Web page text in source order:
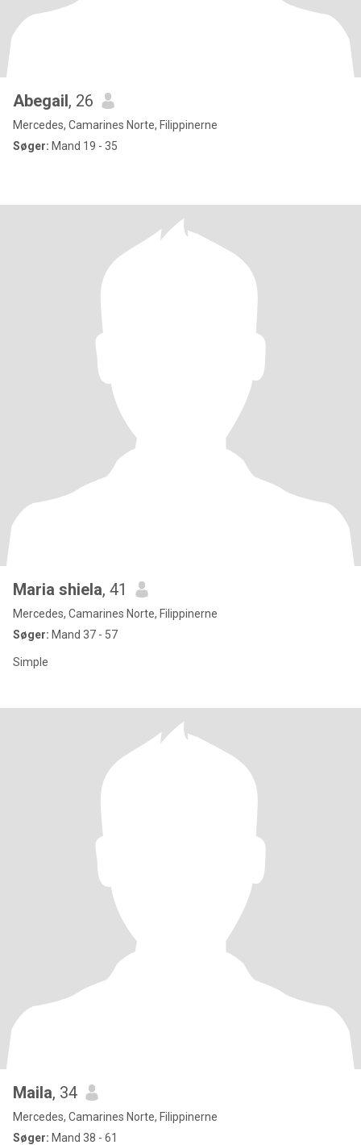
Abegail, 26
Mercedes, Camarines Norte, Filippinerne
Søger: Mand 19 - 35
Maria shiela, 41
Mercedes, Camarines Norte, Filippinerne
Søger: Mand 37 - 57
Simple
Maila, 34
Mercedes, Camarines Norte, Filippinerne
Søger: Mand 38 - 61